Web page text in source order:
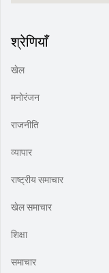
श्रेणियाँ
खेल
मनोरंजन
राजनीति
व्यापार
राष्ट्रीय समाचार
खेल समाचार
शिक्षा
समाचार